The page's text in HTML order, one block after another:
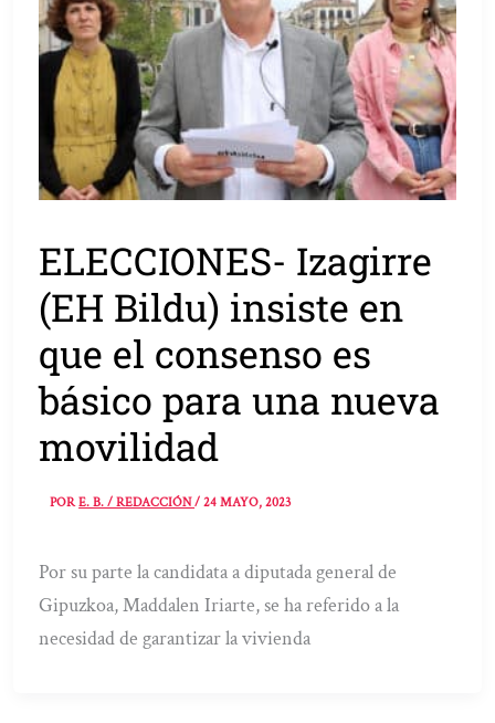
ELECCIONES- Izagirre
(EH Bildu) insiste en
que el consenso es
básico para una nueva
movilidad
PORE. B. / REDACCIÓN/24 MAYO, 2023
Por su parte la candidata a diputada general de
Gipuzkoa, Maddalen Iriarte, se ha referido a la
necesidad de garantizar la vivienda